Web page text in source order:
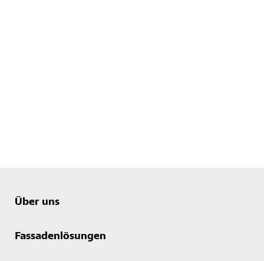
Über uns
Fassadenlösungen